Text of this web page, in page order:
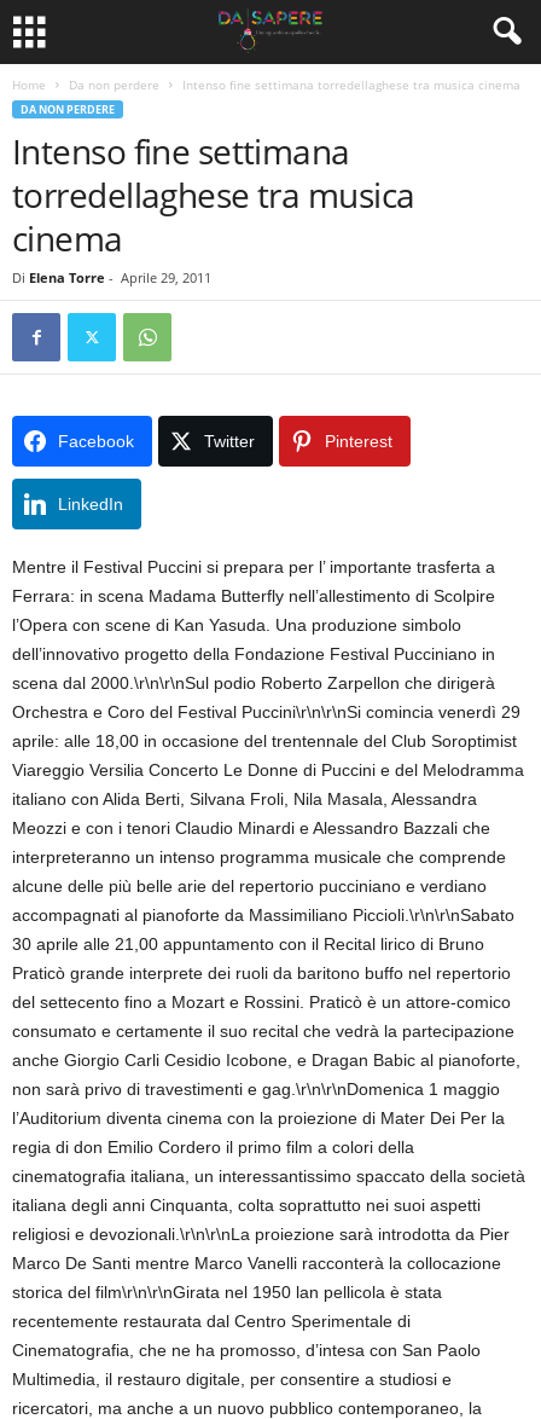
Home Da non perdere Intenso fine settimana torredellaghese tra musica cinema
DA NON PERDERE
Intenso fine settimana
torredellaghese tra musica
cinema
Di Elena Torre - Aprile 29, 2011
Facebook Twitter Pinterest
LinkedIn
Mentre il Festival Puccini si prepara per l’ importante trasferta a
Ferrara: in scena Madama Butterfly nell’allestimento di Scolpire
l’Opera con scene di Kan Yasuda. Una produzione simbolo
dell’innovativo progetto della Fondazione Festival Pucciniano in
scena dal 2000.\r\n\r\nSul podio Roberto Zarpellon che dirigerà
Orchestra e Coro del Festival Puccini\r\n\r\nSi comincia venerdì 29
aprile: alle 18,00 in occasione del trentennale del Club Soroptimist
Viareggio Versilia Concerto Le Donne di Puccini e del Melodramma
italiano con Alida Berti, Silvana Froli, Nila Masala, Alessandra
Meozzi e con i tenori Claudio Minardi e Alessandro Bazzali che
interpreteranno un intenso programma musicale che comprende
alcune delle più belle arie del repertorio pucciniano e verdiano
accompagnati al pianoforte da Massimiliano Piccioli.\r\n\r\nSabato
30 aprile alle 21,00 appuntamento con il Recital lirico di Bruno
Praticò grande interprete dei ruoli da baritono buffo nel repertorio
del settecento fino a Mozart e Rossini. Praticò è un attore-comico
consumato e certamente il suo recital che vedrà la partecipazione
anche Giorgio Carli Cesidio Icobone, e Dragan Babic al pianoforte,
non sarà privo di travestimenti e gag.\r\n\r\nDomenica 1 maggio
l’Auditorium diventa cinema con la proiezione di Mater Dei Per la
regia di don Emilio Cordero il primo film a colori della
cinematografia italiana, un interessantissimo spaccato della società
italiana degli anni Cinquanta, colta soprattutto nei suoi aspetti
religiosi e devozionali.\r\n\r\nLa proiezione sarà introdotta da Pier
Marco De Santi mentre Marco Vanelli racconterà la collocazione
storica del film\r\n\r\nGirata nel 1950 lan pellicola è stata
recentemente restaurata dal Centro Sperimentale di
Cinematografia, che ne ha promosso, d’intesa con San Paolo
Multimedia, il restauro digitale, per consentire a studiosi e
ricercatori, ma anche a un nuovo pubblico contemporaneo, la